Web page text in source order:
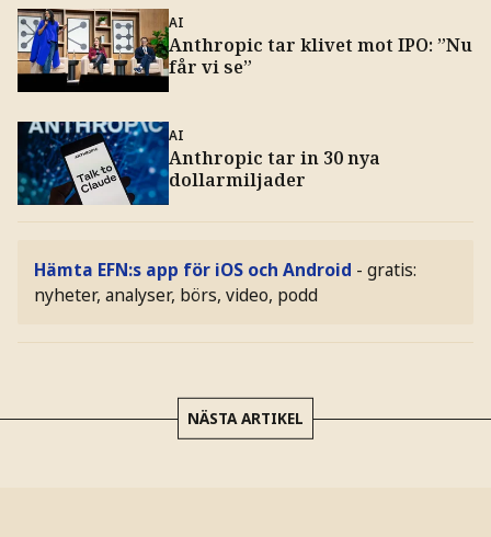
AI
Anthropic tar klivet mot IPO: ”Nu
får vi se”
AI
Anthropic tar in 30 nya
dollarmiljader
Hämta EFN:s app för iOS och Android - gratis:
nyheter, analyser, börs, video, podd
NÄSTA ARTIKEL